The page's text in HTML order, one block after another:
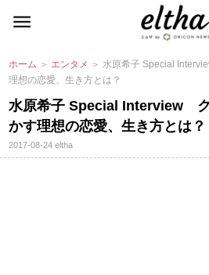
ホーム ＞ エンタメ ＞ 水原希子 Special
理想の恋愛、生き方とは？
水原希子 Special Interview ク
かす理想の恋愛、生き方とは？
2017-08-24eltha